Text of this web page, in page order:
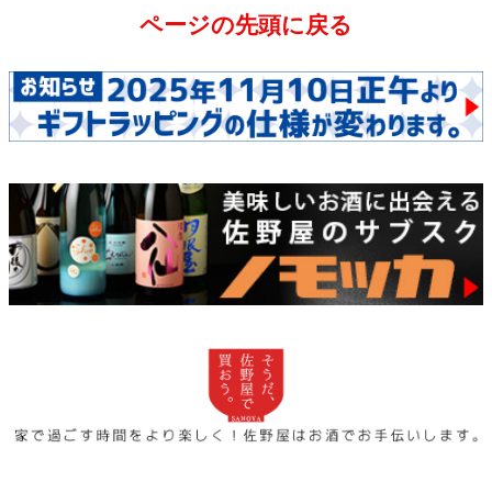
ページの先頭に戻る